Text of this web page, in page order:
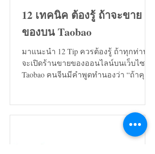
12 เทคนิค ต้องรู้ ถ้าจะขาย
ของบน Taobao
มาแนะนำ 12 Tip ควรต้องรู้ ถ้าทุกท่าน
จะเปิดร้านขายของออนไลน์บนเว็บไซต์
Taobao คนจีนมีคำพูดทำนองว่า “ถ้าคุณ